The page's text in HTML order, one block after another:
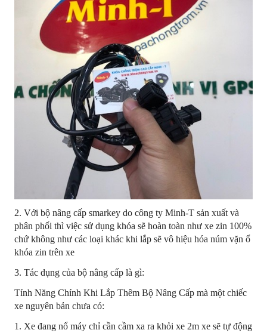
2. Với bộ nâng cấp smarkey do công ty Minh-T sản xuất và
phân phối thì việc sử dụng khóa sẽ hoàn toàn như xe zin 100%
chứ không như các loại khác khi lắp sẽ vô hiệu hóa núm vặn ổ
khóa zin trên xe
3. Tác dụng của bộ nâng cấp là gì:
Tính Năng Chính Khi Lắp Thêm Bộ Nâng Cấp mà một chiếc
xe nguyên bản chưa có:
1. Xe đang nổ máy chỉ cần cầm xa ra khỏi xe 2m xe sẽ tự động